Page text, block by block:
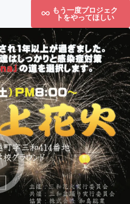
もう一度プロジェク
トをやってほしい